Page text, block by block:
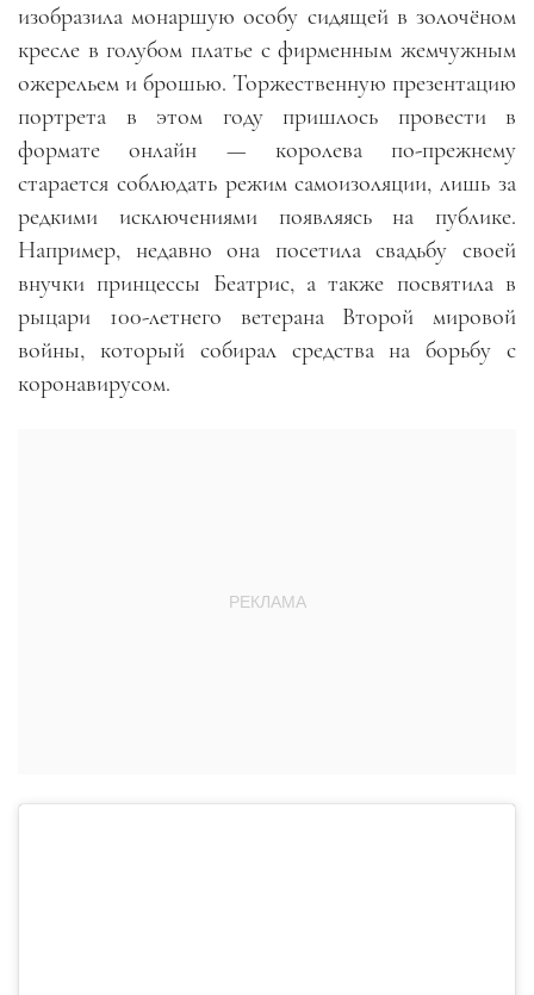
изобразила монаршую особу сидящей в золочёном
кресле в голубом платье с фирменным жемчужным
ожерельем и брошью. Торжественную презентацию
портрета в этом году пришлось провести в
формате онлайн — королева по-прежнему
старается соблюдать режим самоизоляции, лишь за
редкими исключениями появляясь на публике.
Например, недавно она посетила свадьбу своей
внучки принцессы Беатрис, а также посвятила в
рыцари 100-летнего ветерана Второй мировой
войны, который собирал средства на борьбу с
коронавирусом.